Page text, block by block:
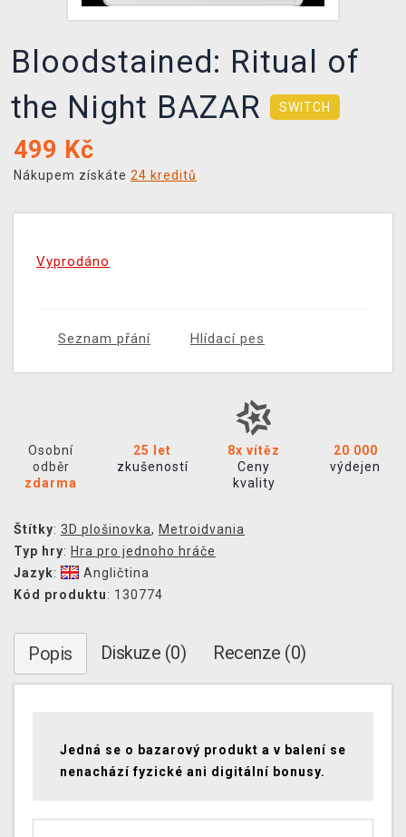
Bloodstained: Ritual of
the Night BAZAR
SWITCH
499 Kč
Nákupem získáte 24 kreditů
Vyprodáno
Seznam přání Hlídací pes
Osobní
odběr
zdarma
25 let
zkušeností
8x vítěz
Ceny
kvality
20 000
výdejen
Štítky: 3D plošinovka, Metroidvania
Typ hry: Hra pro jednoho hráče
Jazyk:
Angličtina
Kód produktu: 130774
Popis Diskuze (0) Recenze (0)
Jedná se o bazarový produkt a v balení se
nenachází fyzické ani digitální bonusy.